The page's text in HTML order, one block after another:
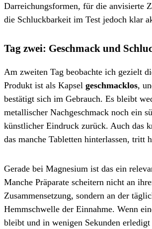
Darreichungsformen, für die anvisierte
die Schluckbarkeit im Test jedoch klar
Tag zwei: Geschmack und
Am zweiten Tag beobachte ich gezielt
Produkt ist als Kapsel geschmacklos,
bestätigt sich im Gebrauch. Es bleibt
metallischer Nachgeschmack noch ein
künstlicher Eindruck zurück. Auch das
das manche Tabletten hinterlassen, tritt
Gerade bei Magnesium ist das ein
Manche Präparate scheitern nicht an
Zusammensetzung, sondern an der
Hemmschwelle der Einnahme. Wenn
bleibt und in wenigen Sekunden